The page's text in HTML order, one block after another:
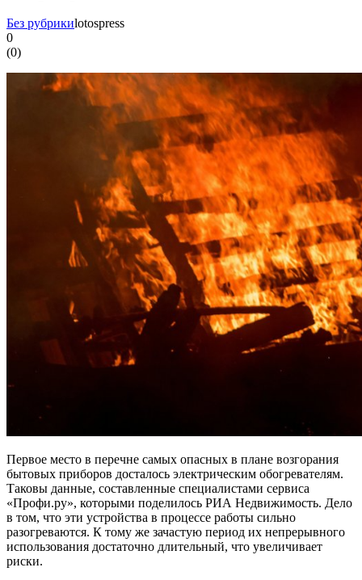
Без рубрикиlotospress
0
(0)
Первое место в перечне самых опасных в плане возгорания
бытовых приборов досталось электрическим обогревателям.
Таковы данные, составленные специалистами сервиса
«‎Профи.ру», которыми поделилось РИА Недвижимость. Дело
в том, что эти устройства в процессе работы сильно
разогреваются. К тому же зачастую период их непрерывного
использования достаточно длительный, что увеличивает
риски.